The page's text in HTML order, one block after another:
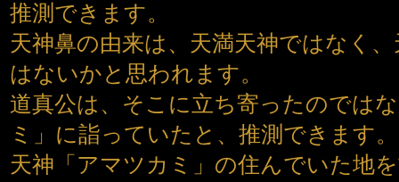
推測できます。
天神鼻の由来は、天満天神ではなく
はないかと思われます。
道真公は、そこに立ち寄ったのでは
ミ」に詣っていたと、推測できます。
天神「アマツカミ」の住んでいた地